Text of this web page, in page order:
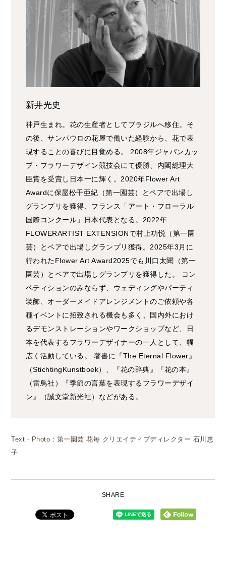
新井光史
神戸生まれ。花の生産者としてブラジルへ移住。そ
の後、サンパウロの花屋で働いた経験から、花で表
現することの喜びに目覚める。 2008年ジャパンカッ
プ・フラワーデザイン競技会にて優勝、内閣総理大
臣賞を受賞し日本一に輝く。2020年Flower Art
Awardに保屋松千亜紀（第一園芸）とペアで出場し
グランプリを獲得、フランス「アート・フローラル
国際コンクール」日本代表となる。2022年
FLOWERARTIST EXTENSIONで村上功悦（第一園
芸）とペアで出場しグランプリ獲得。2025年3月に
行われたFlower Art Award2025でも川口太聞（第一
園芸）とペアで出場しグランプリを獲得した。 コン
ペティションのみならず、ウェディングやパーティ
装飾、オーダーメイドアレンジメントのご依頼や各
種イベントに招致される機会も多く、国内外におけ
るデモンストレーションやワークショップなど、日
本を代表するフラワーデザイナーの一人として、幅
広く活動している。 著書に『The Eternal Flower』
（StichtingKunstboek）、『花の辞典』『花の本』
（雷鳥社）『季節の言葉を表現するフラワーデザイ
ン』（誠文堂新光社）などがある。
Text・Photo：第一園芸 花毎 クリエイティブディレクター 石川恵
子
SHARE